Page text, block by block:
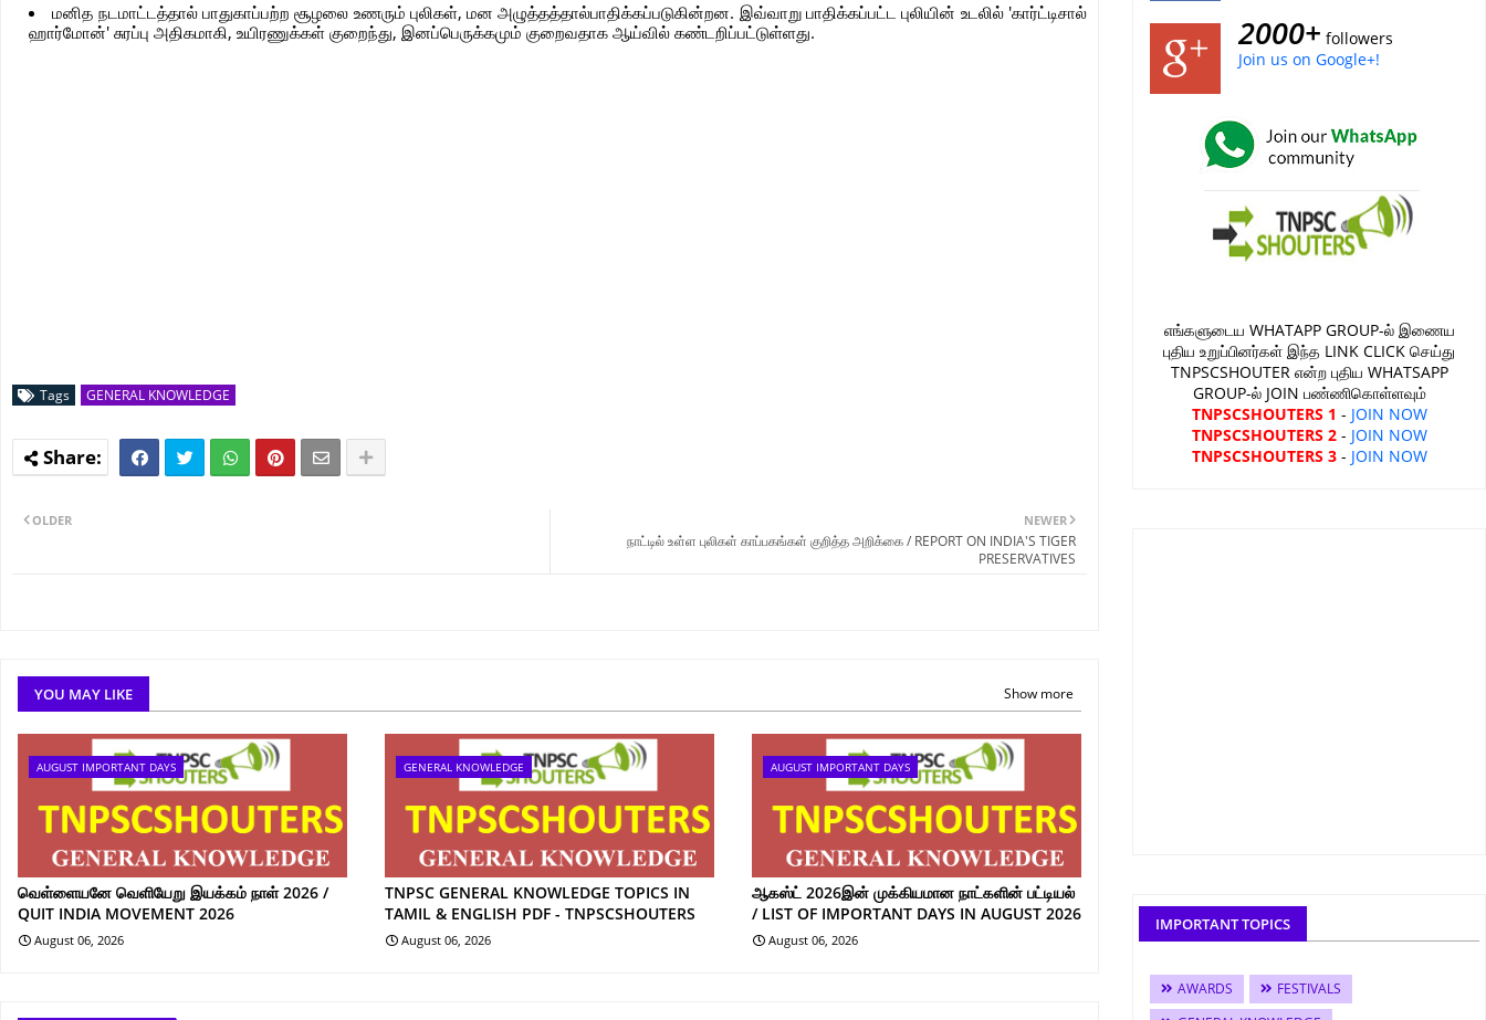
மனித நடமாட்டத்தால் பாதுகாப்பற்ற சூழலை உணரும் புலிகள், மன அழுத்தத்தால்பாதிக்கப்படுகின்றன. இவ்வாறு பாதிக்கப்பட்ட புலியின் உடலில் 'கார்ட்டிசால்
ஹார்மோன்' சுரப்பு அதிகமாகி, உயிரணுக்கள் குறைந்து, இனப்பெருக்கமும் குறைவதாக ஆய்வில் கண்டறிப்பட்டுள்ளது.
Tags GENERAL KNOWLEDGE
NEWER
நாட்டில் உள்ள புலிகள் காப்பகங்கள் குறித்த அறிக்கை / REPORT ON INDIA'S TIGER
PRESERVATIVES
OLDER
YOU MAY LIKE Show more
AUGUST IMPORTANT DAYS
வெள்ளையனே வெளியேறு இயக்கம் நாள் 2026 /
QUIT INDIA MOVEMENT 2026
August 06, 2026
GENERAL KNOWLEDGE
TNPSC GENERAL KNOWLEDGE TOPICS IN
TAMIL & ENGLISH PDF - TNPSCSHOUTERS
August 06, 2026
AUGUST IMPORTANT DAYS
ஆகஸ்ட் 2026இன் முக்கியமான நாட்களின் பட்டியல்
/ LIST OF IMPORTANT DAYS IN AUGUST 2026
August 06, 2026
2000+ followers
Join us on Google+!
எங்களுடைய WHATAPP GROUP-ல் இணைய
புதிய உறுப்பினர்கள் இந்த LINK CLICK செய்து
TNPSCSHOUTER என்ற புதிய WHATSAPP
GROUP-ல் JOIN பண்ணிகொள்ளவும்
TNPSCSHOUTERS 1 - JOIN NOW
TNPSCSHOUTERS 2- JOIN NOW
TNPSCSHOUTERS 3- JOIN NOW
IMPORTANT TOPICS
AWARDS
FESTIVALS